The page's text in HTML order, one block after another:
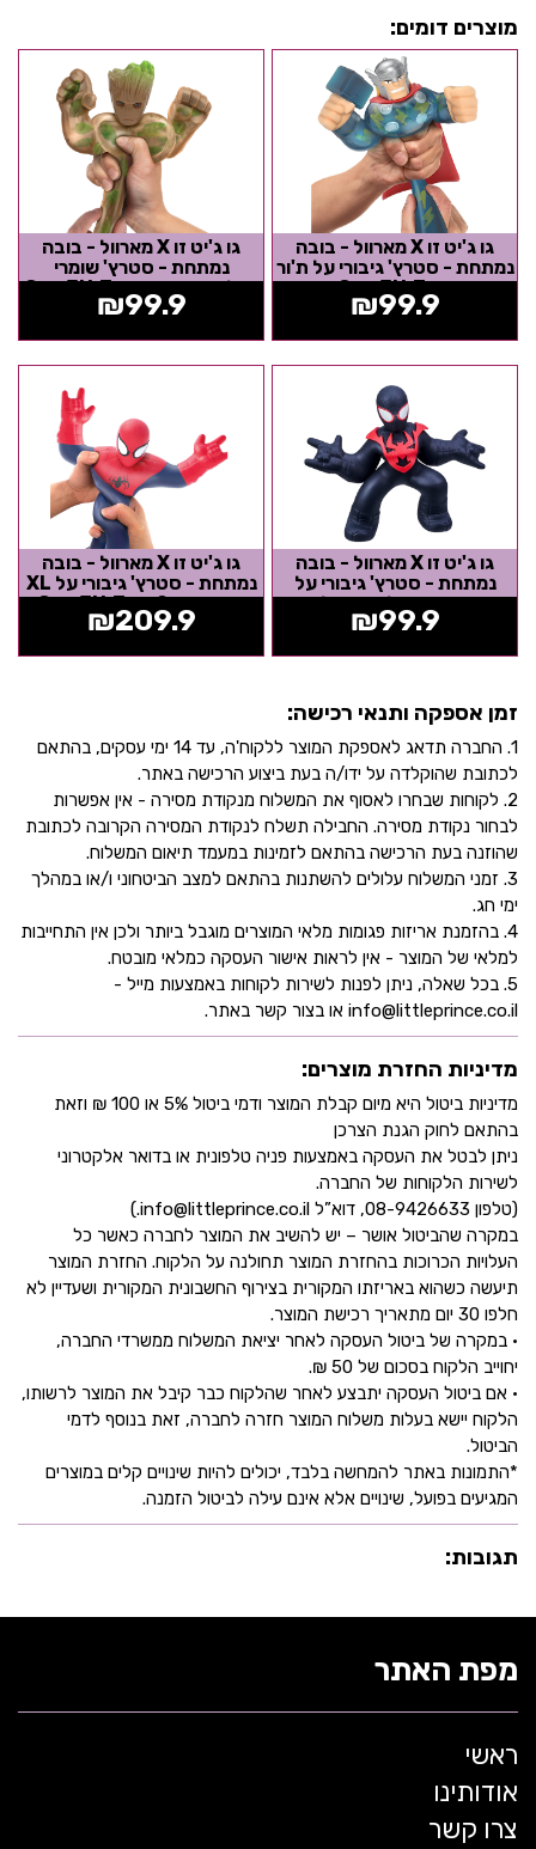
מוצרים דומים:
גו ג'יט זו X מארוול - בובה
נמתחת - סטרץ' גיבורי על ת'ור
- Goo Jit Zu
₪99.9
גו ג'יט זו X מארוול - בובה
נמתחת - סטרץ' שומרי
הגלקסיה גרוט - Goo Jit Zu
₪99.9
גו ג'יט זו X מארוול - בובה
נמתחת - סטרץ' גיבורי על
ספיידרמן מיילס מוראלס -
Goo...
₪99.9
גו ג'יט זו X מארוול - בובה
נמתחת - סטרץ' גיבורי על XL
ספיידרמן 2 - Goo Jit Zu
₪209.9
זמן אספקה ותנאי רכישה:
1. החברה תדאג לאספקת המוצר ללקוח'ה, עד 14 ימי עסקים, בהתאם
לכתובת שהוקלדה על ידו/ה בעת ביצוע הרכישה באתר.
2. לקוחות שבחרו לאסוף את המשלוח מנקודת מסירה - אין אפשרות
לבחור נקודת מסירה. החבילה תשלח לנקודת המסירה הקרובה לכתובת
שהוזנה בעת הרכישה בהתאם לזמינות במעמד תיאום המשלוח.
3. זמני המשלוח עלולים להשתנות בהתאם למצב הביטחוני ו/או במהלך
ימי חג.
4. בהזמנת אריזות פגומות מלאי המוצרים מוגבל ביותר ולכן אין התחייבות
למלאי של המוצר - אין לראות אישור העסקה כמלאי מובטח.
5. בכל שאלה, ניתן לפנות לשירות לקוחות באמצעות מייל -
info@littleprince.co.il או בצור קשר באתר.
מדיניות החזרת מוצרים:
מדיניות ביטול היא מיום קבלת המוצר ודמי ביטול 5% או 100 ₪ וזאת
בהתאם לחוק הגנת הצרכן
ניתן לבטל את העסקה באמצעות פניה טלפונית או בדואר אלקטרוני
לשירות הלקוחות של החברה.
(טלפון 08-9426633, דוא”ל info@littleprince.co.il.)
במקרה שהביטול אושר – יש להשיב את המוצר לחברה כאשר כל
העלויות הכרוכות בהחזרת המוצר תחולנה על הלקוח. החזרת המוצר
תיעשה כשהוא באריזתו המקורית בצירוף החשבונית המקורית ושעדיין לא
חלפו 30 יום מתאריך רכישת המוצר.
• במקרה של ביטול העסקה לאחר יציאת המשלוח ממשרדי החברה,
יחוייב הלקוח בסכום של 50 ₪.
• אם ביטול העסקה יתבצע לאחר שהלקוח כבר קיבל את המוצר לרשותו,
הלקוח יישא בעלות משלוח המוצר חזרה לחברה, זאת בנוסף לדמי
הביטול.
*התמונות באתר להמחשה בלבד, יכולים להיות שינויים קלים במוצרים
המגיעים בפועל, שינויים אלא אינם עילה לביטול הזמנה.
תגובות:
מפת האתר
ראשי
אודותינו
צרו קשר